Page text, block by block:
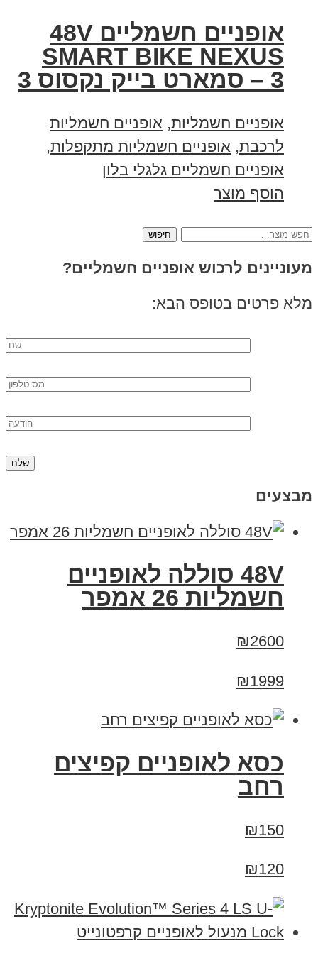
אופניים חשמליים 48V
SMART BIKE NEXUS
3 – סמארט בייק נקסוס 3
אופניים חשמליות, אופניים חשמליות
לרכבת, אופניים חשמליות מתקפלות,
אופניים חשמליים גלגלי בלון
הוסף מוצר
חיפוש
מעוניינים לרכוש אופניים חשמליים?
מלא פרטים בטופס הבא:
מבצעים
48V סוללה לאופניים
חשמליות 26 אמפר
₪2600
₪1999
כסא לאופניים קפיצים
רחב
₪150
₪120